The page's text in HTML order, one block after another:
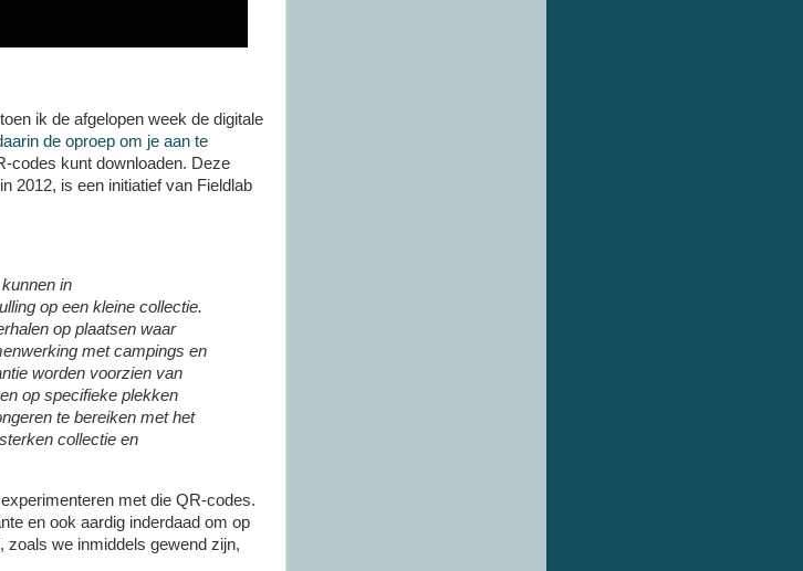
ik de afgelopen week de digitale
de oproep om je aan te
codes kunt downloaden. Deze
2012, is een initiatief van Fieldlab
in
op een kleine collectie.
op plaatsen waar
met campings en
worden voorzien van
op specifieke plekken
te bereiken met het
collectie en
met die QR-codes.
en ook aardig inderdaad om op
zoals we inmiddels gewend zijn,